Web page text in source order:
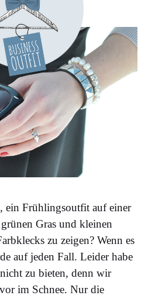
ein Frühlingsoutfit auf einer
Gras und kleinen
zu zeigen? Wenn es
auf jeden Fall. Leider habe
zu bieten, denn wir
im Schnee. Nur die